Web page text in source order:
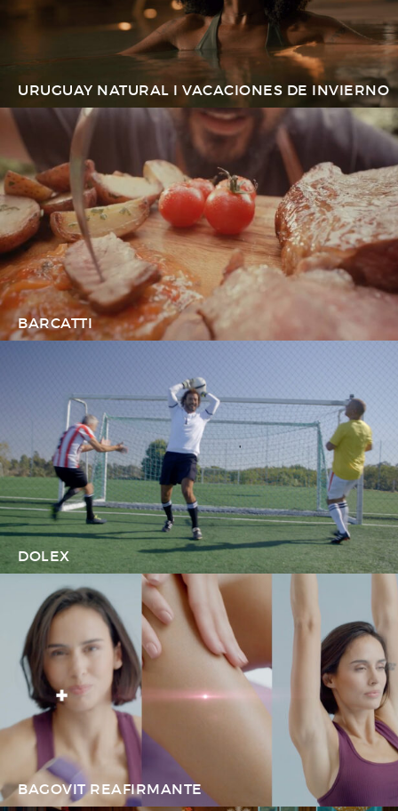
URUGUAY NATURAL I VACACIONES DE INVIERNO
BARCATTI
DOLEX
BAGOVIT REAFIRMANTE